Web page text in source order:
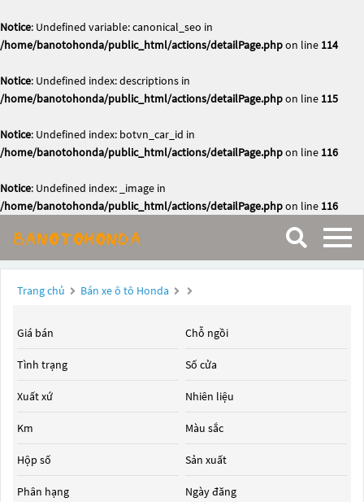
Notice: Undefined variable: canonical_seo in
/home/banotohonda/public_html/actions/detailPage.phpon line 114
Notice: Undefined index: descriptions in
/home/banotohonda/public_html/actions/detailPage.phpon line 115
Notice: Undefined index: botvn_car_id in
/home/banotohonda/public_html/actions/detailPage.phpon line 116
Notice: Undefined index: _image in
/home/banotohonda/public_html/actions/detailPage.phpon line 116
Trang chủ Bán xe ô tô Honda
Giá bán
Tình trạng
Xuất xứ
Km
Hộp số
Phân hạng
Chỗ ngồi
Số cửa
Nhiên liệu
Màu sắc
Sản xuất
Ngày đăng